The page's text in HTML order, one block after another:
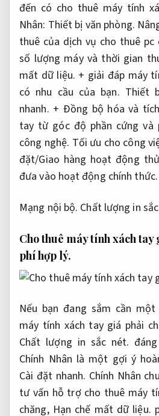
đến có cho thuê máy tính
Nhân: Thiết bị văn phòng.
thuê của dịch vụ cho thuê
số lượng máy và thời gian
mất dữ liệu. + giải đáp máy
có nhu cầu của bạn. Thiết
nhanh. + Đồng bộ hóa và
tay từ góc độ phần cứng và
công nghệ. Tối ưu cho công
đặt/Giao hàng hoạt động
đưa vào hoạt động chính thức.
Mạng nội bộ. Chất lượng in
Cho thuê máy tính xách tay
phí hợp lý.
Nếu bạn đang sắm cần
máy tính xách tay giá phải
Chất lượng in sắc nét.
Chính Nhân là một gợi ý
Cài đặt nhanh. Chính Nhân
tư vấn hỗ trợ cho thuê máy
chăng, Hạn chế mất dữ liệu.